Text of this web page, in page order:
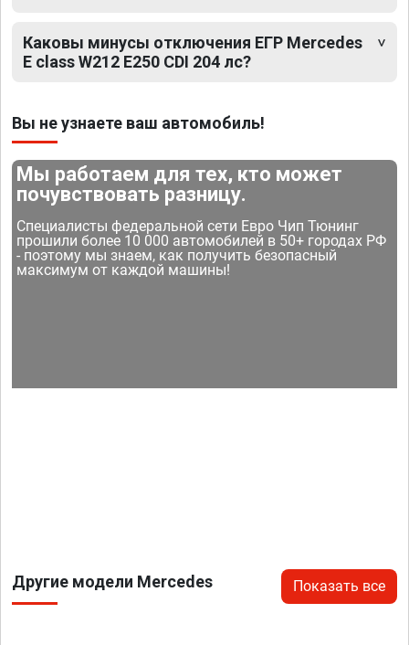
Каковы минусы отключения ЕГР Mercedes
E class W212 E250 CDI 204 лс?
Вы не узнаете ваш автомобиль!
Мы работаем для тех, кто может
почувствовать разницу.
Специалисты федеральной сети Евро Чип Тюнинг
прошили более 10 000 автомобилей в 50+ городах РФ
- поэтому мы знаем, как получить безопасный
максимум от каждой машины!
Другие модели Mercedes Показать все